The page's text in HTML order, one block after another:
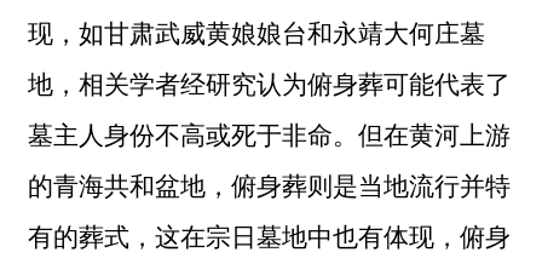
现，如甘肃武威黄娘娘台和永靖大何庄墓
地，相关学者经研究认为俯身葬可能代表了
墓主人身份不高或死于非命。但在黄河上游
的青海共和盆地，俯身葬则是当地流行并特
有的葬式，这在宗日墓地中也有体现，俯身